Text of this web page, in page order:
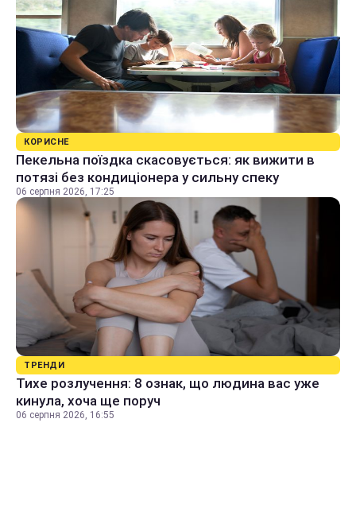
КОРИСНЕ
Пекельна поїздка скасовується: як вижити в
потязі без кондиціонера у сильну спеку
06 серпня 2026, 17:25
ТРЕНДИ
Тихе розлучення: 8 ознак, що людина вас уже
кинула, хоча ще поруч
06 серпня 2026, 16:55